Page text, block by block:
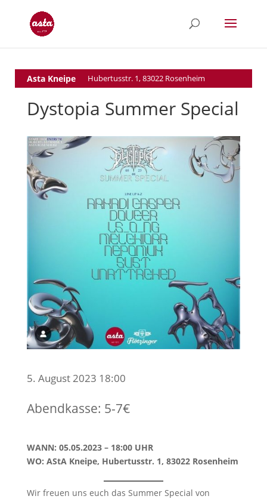
Asta Kneipe Hubertusstr. 1, 83022 Rosenheim
Dystopia Summer Special
5. August 2023 18:00
Abendkasse: 5-7€
WANN: 05.05.2023 – 18:00 UHR
WO: AStA Kneipe, Hubertusstr. 1, 83022 Rosenheim
Wir freuen uns euch das Summer Special von